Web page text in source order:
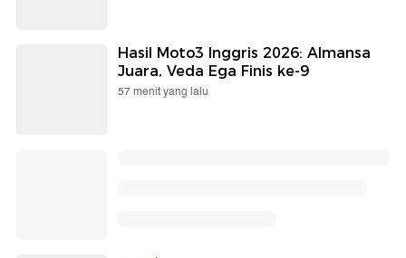
Hasil Moto3 Inggris 2026: Almansa
Juara, Veda Ega Finis ke-9
57 menit yang lalu